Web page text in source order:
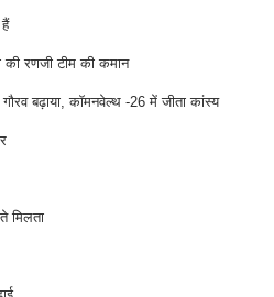
रणजी टीम की कमान
बढ़ाया, कॉमनवेल्थ -26 में जीता कांस्य
मिलता